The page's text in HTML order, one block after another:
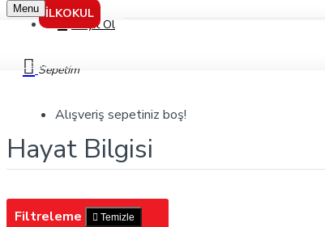
Kayıt Ol
Sepetim
Alışveriş sepetiniz boş!
İLKOKUL
Menu
Yardımcı Kaynak
Hayat Bilgisi
Filtreleme Temizle